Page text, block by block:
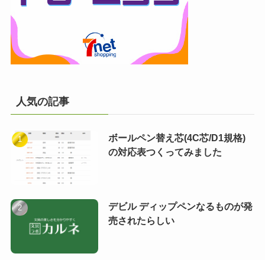
人気の記事
ボールペン替え芯(4C芯/D1規格)
の対応表つくってみました
デビル ディップペンなるものが発
売されたらしい